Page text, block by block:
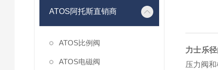
ATOS阿托斯直销商
ATOS比例阀
ATOS电磁阀
力士乐
压力阀